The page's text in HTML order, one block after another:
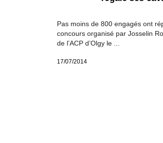
Pas moins de 800 engagés ont
concours organisé par Josselin
de l’ACP d’Olgy le ...
17/07/2014